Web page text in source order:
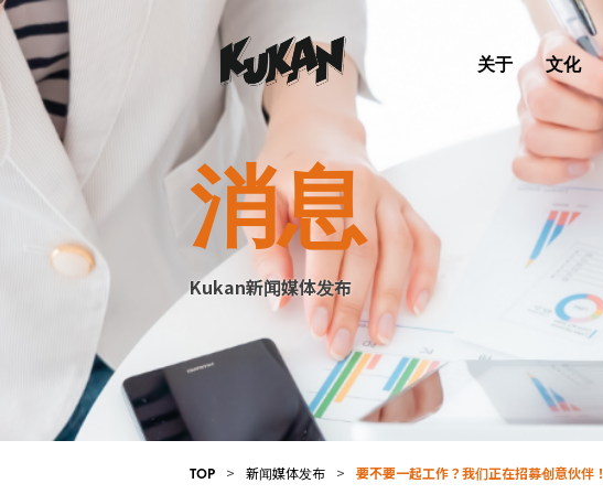
关于 文化
消息
Kukan新闻媒体发布
TOP > 新闻媒体发布 > 要不要一起工作？我们正在招募创意伙伴！